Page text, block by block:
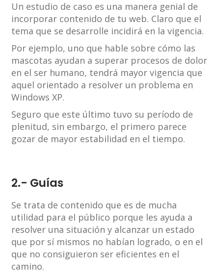
Un estudio de caso es una manera genial de
incorporar contenido de tu web. Claro que el
tema que se desarrolle incidirá en la vigencia.
Por ejemplo, uno que hable sobre cómo las
mascotas ayudan a superar procesos de dolor
en el ser humano, tendrá mayor vigencia que
aquel orientado a resolver un problema en
Windows XP.
Seguro que este último tuvo su período de
plenitud, sin embargo, el primero parece
gozar de mayor estabilidad en el tiempo.
2.- Guías
Se trata de contenido que es de mucha
utilidad para el público porque les ayuda a
resolver una situación y alcanzar un estado
que por sí mismos no habían logrado, o en el
que no consiguieron ser eficientes en el
camino.